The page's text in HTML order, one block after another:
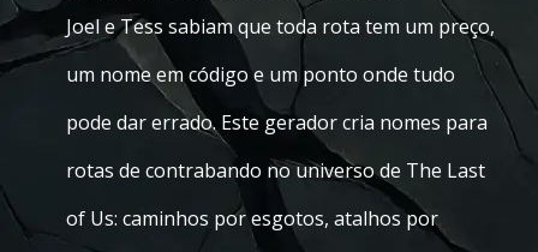
Joel e Tess sabiam que toda rota tem um preço,
um nome em código e um ponto onde tudo
pode dar errado. Este gerador cria nomes para
rotas de contrabando no universo de The Last
of Us: caminhos por esgotos, atalhos por